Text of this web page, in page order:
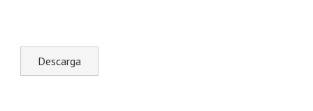
Rendición de Cuentas ONG´s